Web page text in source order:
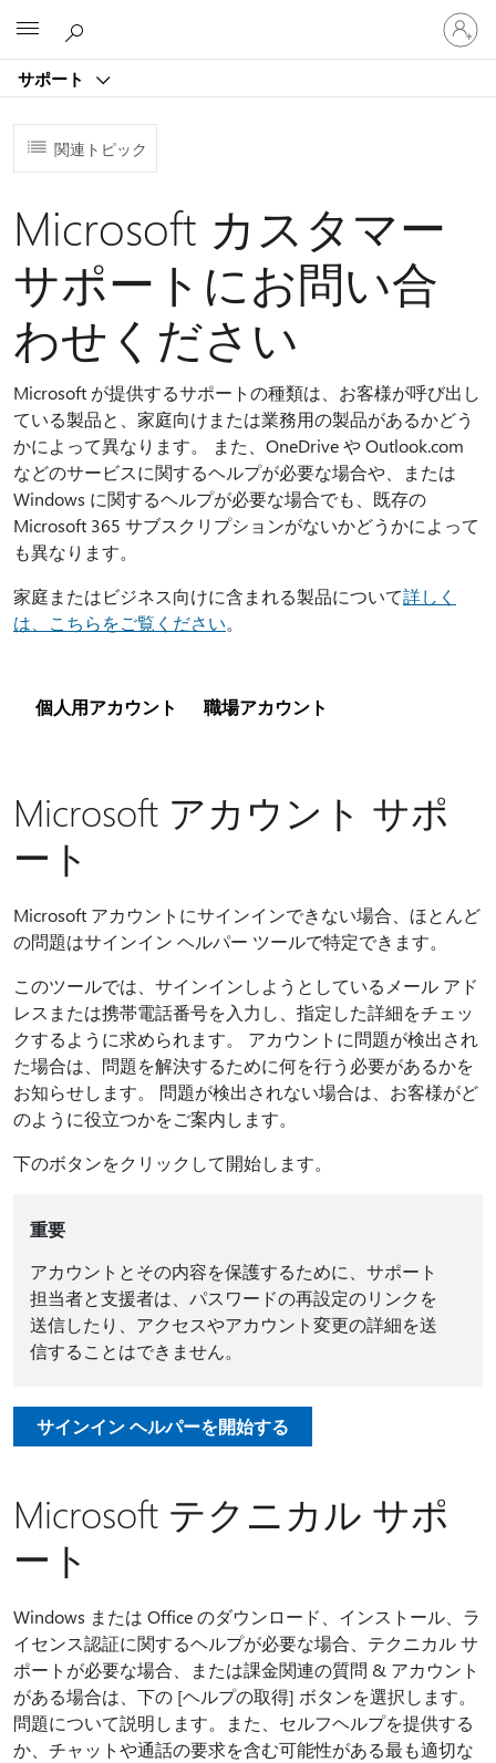
サポート
ア
カ
ウ
イ
関連トピック
Microsoft カスタマー
サポートにお問い合
わせください
Microsoft が提供するサポートの種類は、お客様が呼び出し
ている製品と、家庭向けまたは業務用の製品があるかどう
かによって異なります。 また、OneDrive や Outlook.com
などのサービスに関するヘルプが必要な場合や、または
Windows に関するヘルプが必要な場合でも、既存の
Microsoft 365 サブスクリプションがないかどうかによって
も異なります。
家庭またはビジネス向けに含まれる製品について詳しく
は、こちらをご覧ください。
個人用アカウント 職場アカウント
Microsoft アカウント サポ
ート
Microsoft アカウントにサインインできない場合、ほとんど
の問題はサインイン ヘルパー ツールで特定できます。
このツールでは、サインインしようとしているメール アド
レスまたは携帯電話番号を入力し、指定した詳細をチェッ
クするように求められます。 アカウントに問題が検出され
た場合は、問題を解決するために何を行う必要があるかを
お知らせします。 問題が検出されない場合は、お客様がど
のように役立つかをご案内します。
下のボタンをクリックして開始します。
重要
アカウントとその内容を保護するために、サポート
担当者と支援者は、パスワードの再設定のリンクを
送信したり、アクセスやアカウント変更の詳細を送
信することはできません。
サインイン ヘルパーを開始する
Microsoft テクニカル サポ
ート
Windows または Office のダウンロード、インストール、ラ
イセンス認証に関するヘルプが必要な場合、テクニカル サ
ポートが必要な場合、または課金関連の質問 & アカウント
がある場合は、下の [ヘルプの取得] ボタンを選択します。
問題について説明します。また、セルフヘルプを提供する
か、チャットや通話の要求を含む可能性がある最も適切な